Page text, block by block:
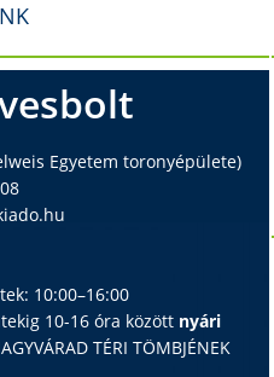
Egyetem toronyépülete)
10:00–16:00
10-16 óra között nyári
TÉRI TÖMBJÉNEK